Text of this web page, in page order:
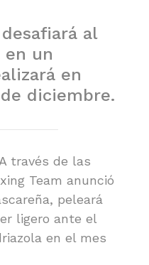
al
en un
en
diciembre.
través de las
Team anunció
peleará
ligero ante el
en el mes